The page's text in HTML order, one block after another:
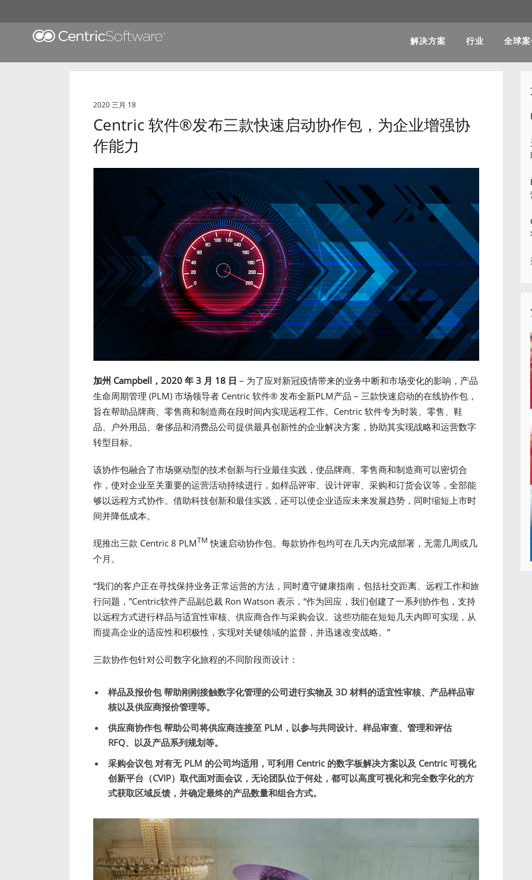
解决方案 行业 全球
2020 三月 18
Centric 软件®发布三款快速启动协作包，为企业增强协
作能力
加州 Campbell ， 2020 年 3 月 18 日 – 为了应对新冠疫情带来的业务中断和市场变化的影响，产品
生命周期管理 (PLM) 市场领导者 Centric 软件® 发布全新PLM产品 – 三款快速启动的在线协作包，
旨在帮助品牌商、零售商和制造商在段时间内实现远程工作。Centric 软件专为时装、零售、鞋
品、户外用品、奢侈品和消费品公司提供最具创新性的企业解决方案，协助其实现战略和运营数字
转型目标。
该协作包融合了市场驱动型的技术创新与行业最佳实践，使品牌商、零售商和制造商可以密切合
作，使对企业至关重要的运营活动持续进行，如样品评审、设计评审、采购和订货会议等，全部能
够以远程方式协作。借助科技创新和最佳实践，还可以使企业适应未来发展趋势，同时缩短上市时
间并降低成本。
现推出三款 Centric 8 PLMTM 快速启动协作包。每款协作包均可在几天内完成部署，无需几周或几
个月。
“我们的客户正在寻找保持业务正常运营的方法，同时遵守健康指南，包括社交距离、远程工作和旅
行问题，”Centric软件产品副总裁 Ron Watson 表示，“作为回应，我们创建了一系列协作包，支持
以远程方式进行样品与适宜性审核、供应商合作与采购会议。这些功能在短短几天内即可实现，从
而提高企业的适应性和积极性，实现对关键领域的监督，并迅速改变战略。”
三款协作包针对公司数字化旅程的不同阶段而设计：
样品及报价包帮助刚刚接触数字化管理的公司进行实物及 3D 材料的适宜性审核、产品样品审
核以及供应商报价管理等。
供应商协作包帮助公司将供应商连接至 PLM，以参与共同设计、样品审查、管理和评估
RFQ、以及产品系列规划等。
采购会议包对有无 PLM 的公司均适用，可利用 Centric 的数字板解决方案以及 Centric 可视化
创新平台（CVIP）取代面对面会议，无论团队位于何处，都可以高度可视化和完全数字化的方
式获取区域反馈，并确定最终的产品数量和组合方式。